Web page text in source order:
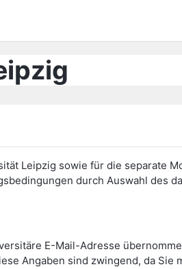
Leipzig sowie für die separate
durch Auswahl des
E-Mail-Adresse
Angaben sind zwingend, da Sie